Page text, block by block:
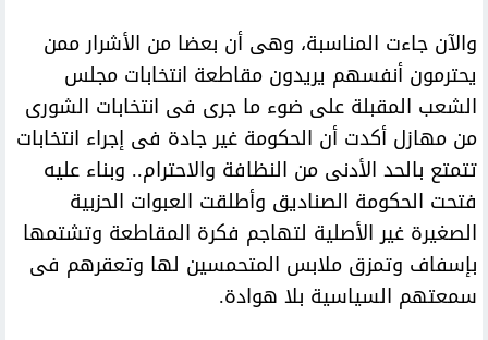
والآن جاءت المناسبة، وهى أن بعضا من الأشرار ممن
يحترمون أنفسهم يريدون مقاطعة انتخابات مجلس
الشعب المقبلة على ضوء ما جرى فى انتخابات الشورى
من مهازل أكدت أن الحكومة غير جادة فى إجراء انتخابات
تتمتع بالحد الأدنى من النظافة والاحترام.. وبناء عليه
فتحت الحكومة الصناديق وأطلقت العبوات الحزبية
الصغيرة غير الأصلية لتهاجم فكرة المقاطعة وتشتمها
بإسفاف وتمزق ملابس المتحمسين لها وتعقرهم فى
سمعتهم السياسية بلا هوادة.